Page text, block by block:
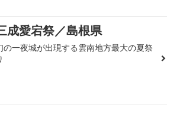
成愛宕祭／島根県
の一夜城が出現する雲南地方最大の夏祭